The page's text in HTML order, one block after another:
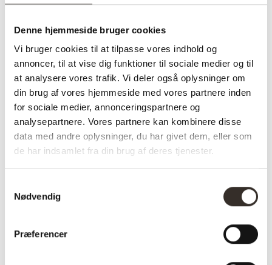
Denne hjemmeside bruger cookies
Vi bruger cookies til at tilpasse vores indhold og
annoncer, til at vise dig funktioner til sociale medier og til
at analysere vores trafik. Vi deler også oplysninger om
din brug af vores hjemmeside med vores partnere inden
for sociale medier, annonceringspartnere og
analysepartnere. Vores partnere kan kombinere disse
data med andre oplysninger, du har givet dem, eller som
de har indsamlet fra din brug af deres tjenester.
Nødvendig
Præferencer
Specifikationer:
Model: Bern Væghylde – Natur
I udstilling: Nej
Materiale: Stål, Fyr
Højde: